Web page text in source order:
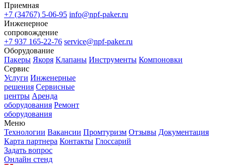
Приемная
+7 (34767) 5-06-95 info@npf-paker.ru
Инженерное
сопровождение
+7 937 165-22-76 service@npf-paker.ru
Оборудование
Пакеры Якоря Клапаны Инструменты Компоновки
Сервис
Услуги Инженерные
решения Сервисные
центры Аренда
оборудования Ремонт
оборудования
Меню
Технологии Вакансии Промтуризм Отзывы Документация
Карта партнера Контакты Глоссарий
Задать вопрос
Онлайн стенд